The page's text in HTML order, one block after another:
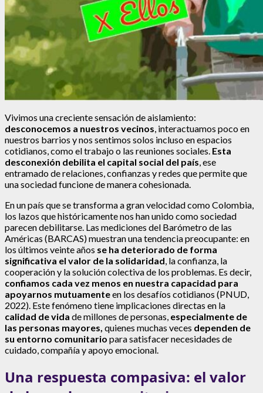
Vivimos una creciente sensación de aislamiento:
desconocemos a nuestros vecinos, interactuamos poco en
nuestros barrios y nos sentimos solos incluso en espacios
cotidianos, como el trabajo o las reuniones sociales. Esta
desconexión debilita el capital social del país, ese
entramado de relaciones, confianzas y redes que permite que
una sociedad funcione de manera cohesionada.
En un país que se transforma a gran velocidad como Colombia,
los lazos que históricamente nos han unido como sociedad
parecen debilitarse. Las mediciones del Barómetro de las
Américas (BARCAS) muestran una tendencia preocupante: en
los últimos veinte años se ha deteriorado de forma
significativa el valor de la solidaridad, la confianza, la
cooperación y la solución colectiva de los problemas. Es decir,
confiamos cada vez menos en nuestra capacidad para
apoyarnos mutuamenteen los desafíos cotidianos (PNUD,
2022). Este fenómeno tiene implicaciones directas en la
calidad de vida de millones de personas, especialmente de
las personas mayores, quienes muchas veces dependen de
su entorno comunitario para satisfacer necesidades de
cuidado, compañía y apoyo emocional.
Una respuesta compasiva: el valor